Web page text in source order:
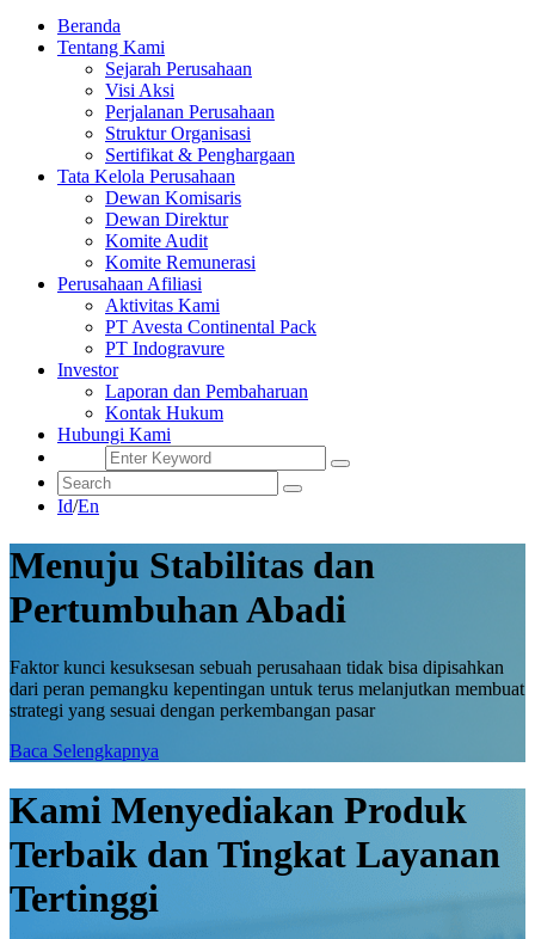
Beranda
Tentang Kami
Sejarah Perusahaan
Visi Aksi
Perjalanan Perusahaan
Struktur Organisasi
Sertifikat & Penghargaan
Tata Kelola Perusahaan
Dewan Komisaris
Dewan Direktur
Komite Audit
Komite Remunerasi
Perusahaan Afiliasi
Aktivitas Kami
PT Avesta Continental Pack
PT Indogravure
Investor
Laporan dan Pembaharuan
Kontak Hukum
Hubungi Kami
Id/En
Menuju Stabilitas dan
Pertumbuhan Abadi
Faktor kunci kesuksesan sebuah perusahaan tidak bisa dipisahkan
dari peran pemangku kepentingan untuk terus melanjutkan membuat
strategi yang sesuai dengan perkembangan pasar
Baca Selengkapnya
Kami Menyediakan Produk
Terbaik dan Tingkat Layanan
Tertinggi